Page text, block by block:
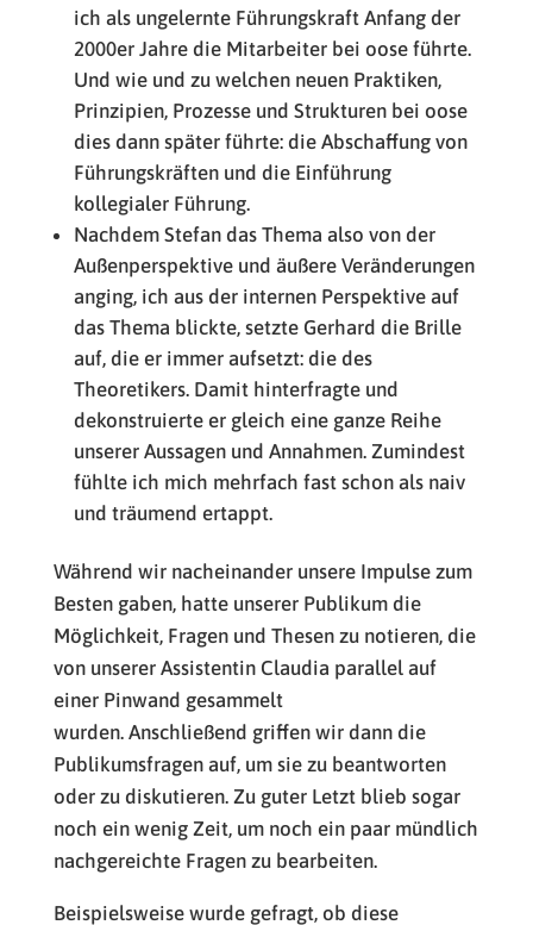
ich als ungelernte Führungskraft Anfang der
2000er Jahre die Mitarbeiter bei oose führte.
Und wie und zu welchen neuen Praktiken,
Prinzipien, Prozesse und Strukturen bei oose
dies dann später führte: die Abschaffung von
Führungskräften und die Einführung
kollegialer Führung.
Nachdem Stefan das Thema also von der
Außenperspektive und äußere Veränderungen
anging, ich aus der internen Perspektive auf
das Thema blickte, setzte Gerhard die Brille
auf, die er immer aufsetzt: die des
Theoretikers. Damit hinterfragte und
dekonstruierte er gleich eine ganze Reihe
unserer Aussagen und Annahmen. Zumindest
fühlte ich mich mehrfach fast schon als naiv
und träumend ertappt.
Während wir nacheinander unsere Impulse zum
Besten gaben, hatte unserer Publikum die
Möglichkeit, Fragen und Thesen zu notieren, die
von unserer Assistentin Claudia parallel auf
einer Pinwand gesammelt
wurden. Anschließend griffen wir dann die
Publikumsfragen auf, um sie zu beantworten
oder zu diskutieren. Zu guter Letzt blieb sogar
noch ein wenig Zeit, um noch ein paar mündlich
nachgereichte Fragen zu bearbeiten.
Beispielsweise wurde gefragt, ob diese